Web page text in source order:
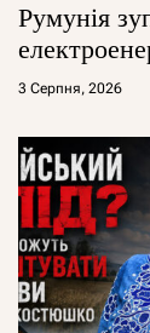
Румунія
3 Серпня, 2026